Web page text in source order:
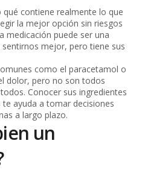
qué contiene realmente lo que
la mejor opción sin riesgos
medicación puede ser una
mejor, pero tiene sus
como el paracetamol o
dolor, pero no son todos
Conocer sus ingredientes
ayuda a tomar decisiones
a largo plazo.
un